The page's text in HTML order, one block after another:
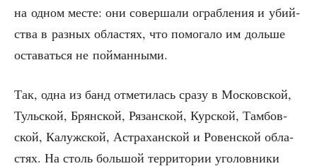
на одном месте: они совер­ша­ли ограб­ле­ния и убий­
ства в раз­ных обла­стях, что помо­га­ло им доль­ше
оста­вать­ся не пойманными.
Так, одна из банд отме­ти­лась сра­зу в Мос­ков­ской,
Туль­ской, Брян­ской, Рязан­ской, Кур­ской, Там­бов­
ской, Калуж­ской, Аст­ра­хан­ской и Ровен­ской обла­
стях. На столь боль­шой тер­ри­то­рии уго­лов­ни­ки